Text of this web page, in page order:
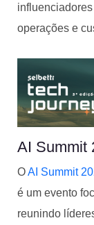
operações e
AI Summit
OAI Summit
é um evento
reunindo